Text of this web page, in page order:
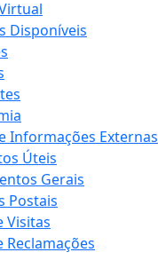
Disponíveis
Informações Externas
Úteis
Gerais
Postais
Visitas
Reclamações